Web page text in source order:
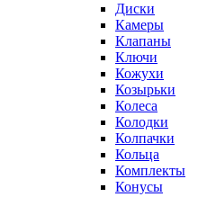
Диски
Камеры
Клапаны
Ключи
Кожухи
Козырьки
Колеса
Колодки
Колпачки
Кольца
Комплекты
Конусы